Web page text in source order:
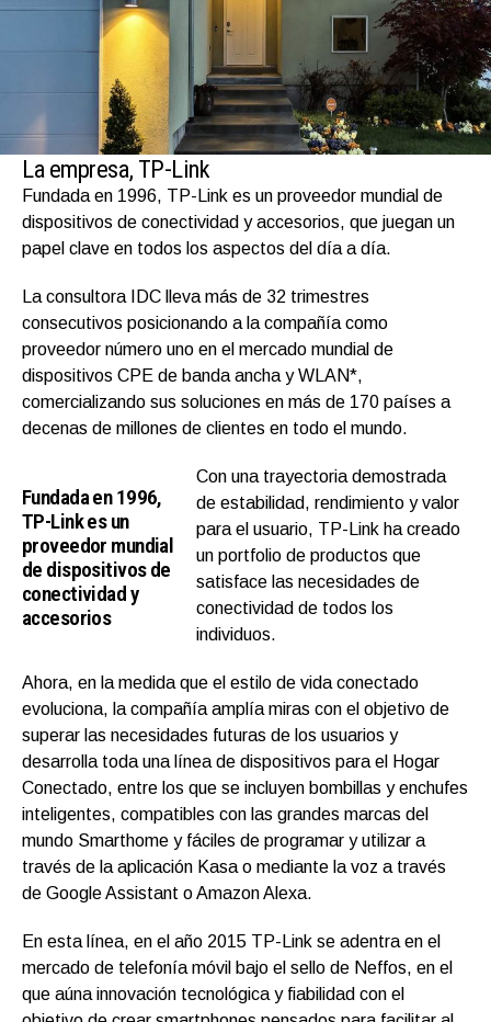
La empresa, TP-Link
Fundada en 1996, TP-Link es un proveedor mundial de
dispositivos de conectividad y accesorios, que juegan un
papel clave en todos los aspectos del día a día.
La consultora IDC lleva más de 32 trimestres
consecutivos posicionando a la compañía como
proveedor número uno en el mercado mundial de
dispositivos CPE de banda ancha y WLAN*,
comercializando sus soluciones en más de 170 países a
decenas de millones de clientes en todo el mundo.
Fundada en 1996,
TP-Link es un
proveedor mundial
de dispositivos de
conectividad y
accesorios
Con una trayectoria demostrada
de estabilidad, rendimiento y valor
para el usuario, TP-Link ha creado
un portfolio de productos que
satisface las necesidades de
conectividad de todos los
individuos.
Ahora, en la medida que el estilo de vida conectado
evoluciona, la compañía amplía miras con el objetivo de
superar las necesidades futuras de los usuarios y
desarrolla toda una línea de dispositivos para el Hogar
Conectado, entre los que se incluyen bombillas y enchufes
inteligentes, compatibles con las grandes marcas del
mundo Smarthome y fáciles de programar y utilizar a
través de la aplicación Kasa o mediante la voz a través
de Google Assistant o Amazon Alexa.
En esta línea, en el año 2015 TP-Link se adentra en el
mercado de telefonía móvil bajo el sello de Neffos, en el
que aúna innovación tecnológica y fiabilidad con el